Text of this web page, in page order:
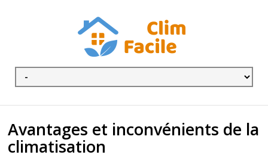
Avantages et inconvénients de la
climatisation